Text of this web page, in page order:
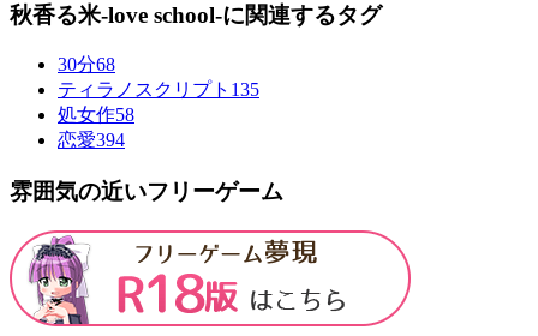
秋香る米-love school-に関連するタグ
30分68
ティラノスクリプト 135
処女作58
恋愛394
雰囲気の近いフリーゲーム